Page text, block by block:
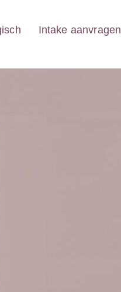
Intake aanvragen